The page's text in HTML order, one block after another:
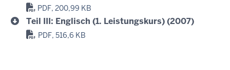
PDF, 200,99 KB
Teil III: Englisch (1. Leistungskurs) (2007)
PDF, 516,6 KB